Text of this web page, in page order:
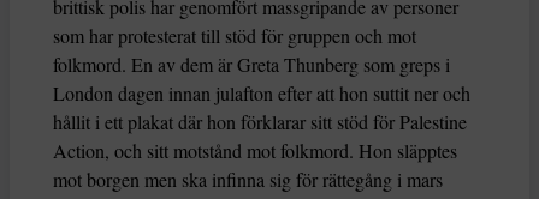
brittisk polis har genomfört massgripande av personer
som har protesterat till stöd för gruppen och mot
folkmord. En av dem är Greta Thunberg som greps i
London dagen innan julafton efter att hon suttit ner och
hållit i ett plakat där hon förklarar sitt stöd för Palestine
Action, och sitt motstånd mot folkmord. Hon släpptes
mot borgen men ska infinna sig för rättegång i mars